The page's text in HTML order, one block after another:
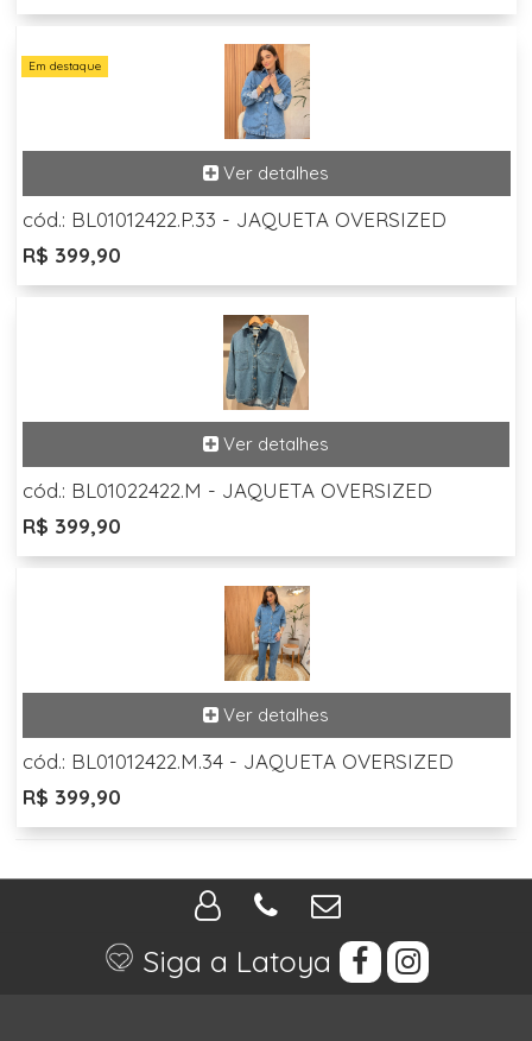
Em destaque
cód.: BL01012422.P.33 - JAQUETA OVERSIZED
R$ 399,90
cód.: BL01022422.M - JAQUETA OVERSIZED
R$ 399,90
cód.: BL01012422.M.34 - JAQUETA OVERSIZED
R$ 399,90
Siga a Latoya